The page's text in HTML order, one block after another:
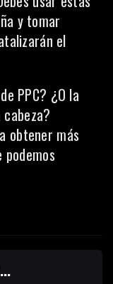
y tomar
el
PPC? ¿O la
obtener más